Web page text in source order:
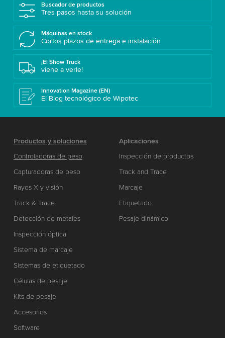
Buscador de productos
Tres pasos hasta su solución
Máquinas en stock
Cortos plazos de entrega e instalación
¡El Show Truck
viene a verle!
Innovation Magazine (EN)
El Blog tecnológico de Wipotec
Productos y soluciones
Controladoras de peso
Capturadoras de peso
Rayos X y visión
Track & Trace
Detección de metales
Inspección óptica
Sistema de marcaje
Sistemas de etiquetado
Células de pesaje
Kits de pesaje
Accesorios
Software
Aplicaciones
Inspección de productos
Track and Trace
Marcaje
Etiquetado
Pesaje dinámico